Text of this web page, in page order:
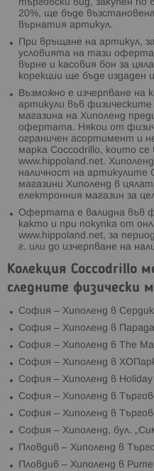
търговски вид, закупен
20%, ще бъде
върнатия артикул.
При връщане на артикул,
условията на тази
върне и касовия бон за
корекции ще бъде издаден
Възможно е изчерпване на
артикули във физическите
магазина на Хиполенд
офертата. Някои от
ограничен асортимент и
марка Coccodrillo, които
www.hippoland.net.
наличност на артикулите
магазини Хиполенд в
електронния магазин за
Офертата е валидна във
както и при покупка от
www.hippoland.net, за
г. или до изчерпване на
Колекция Coccodrillo
следните физически
София – Хиполенд в
София – Хиполенд в
София – Хиполенд в The Mall
София – Хиполенд в
София – Хиполенд в Holiday
София – Хиполенд в
София – Хиполенд в
София – Хиполенд, бул.
Пловдив – Хиполенд в
Пловдив – Хиполенд в